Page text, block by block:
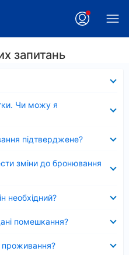
запитань
Чи можу я
підтверджене?
зміни до бронювання
необхідний?
помешкання?
проживання?